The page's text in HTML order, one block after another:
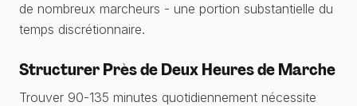
de nombreux marcheurs - une portion substantielle du
temps discrétionnaire.
Structurer Près de Deux Heures de Marche
Trouver 90-135 minutes quotidiennement nécessite